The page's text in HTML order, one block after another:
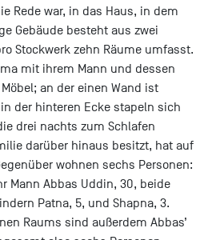
Rede war, in das Haus, in dem
Gebäude besteht aus zwei
Stockwerk zehn Räume umfasst.
mit ihrem Mann und dessen
an der einen Wand ist
der hinteren Ecke stapeln sich
drei nachts zum Schlafen
darüber hinaus besitzt, hat auf
wohnen sechs Personen:
Mann Abbas Uddin, 30, beide
Patna, 5, und Shapna, 3.
Raums sind außerdem Abbas’